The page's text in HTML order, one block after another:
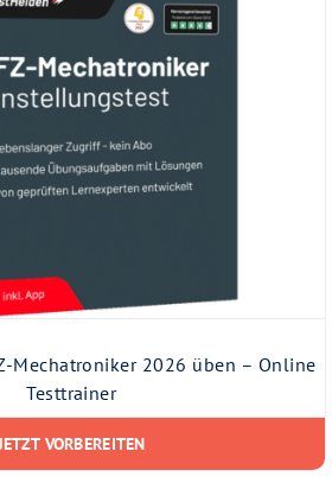
Mechatroniker 2026 üben – Online
Testtrainer
VORBEREITEN